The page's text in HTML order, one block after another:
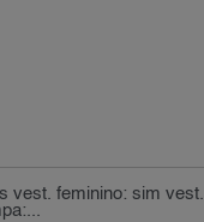
vest. feminino: sim vest.